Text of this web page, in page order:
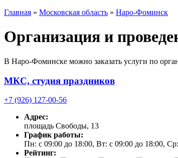
Главная » Московская область » Наро-Фоминск
Организация и
В Наро-Фоминске можно заказать услуги по
МКС, студия праздников
+7 (926) 127-00-56
Адрес:
площадь Свободы, 13
График работы:
Пн: с 09:00 до 18:00, Вт: с 09:00 до 18:00,
Рейтинг: